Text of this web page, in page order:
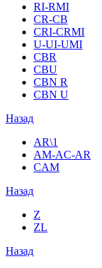
RI-RMI
CR-CB
СRI-СRMI
U-UI-UMI
CBR
CBU
CBN R
CBN U
Назад
AR\1
AM-AC-AR
CAM
Назад
Z
ZL
Назад